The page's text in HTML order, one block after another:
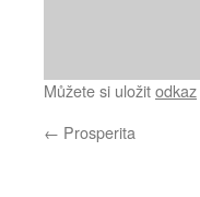
Můžete si uložitodkaz
← Prosperita